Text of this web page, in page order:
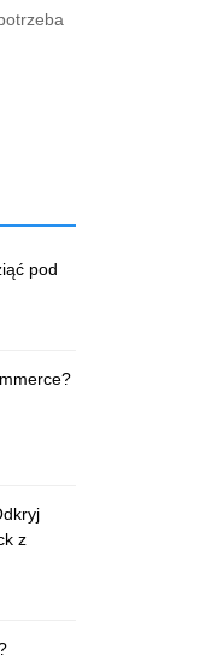
pod
z